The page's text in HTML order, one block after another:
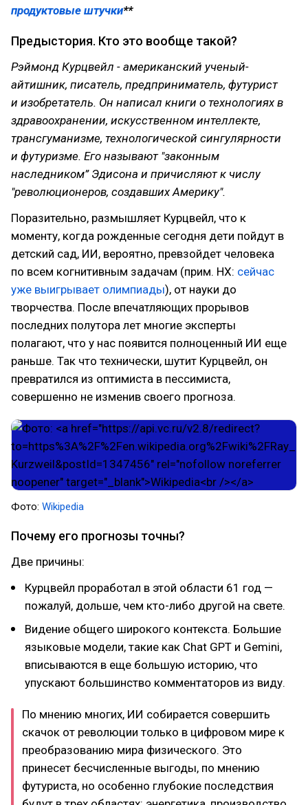
продуктовые штучки**
Предыстория. Кто это вообще такой?
Рэймонд Курцвейл - американский ученый-
айтишник, писатель, предприниматель, футурист
и изобретатель. Он написал книги о технологиях в
здравоохранении, искусственном интеллекте,
трансгуманизме, технологической сингулярности
и футуризме. Его называют "законным
наследником” Эдисона и причисляют к числу
"революционеров, создавших Америку".
Поразительно, размышляет Курцвейл, что к
моменту, когда рожденные сегодня дети пойдут в
детский сад, ИИ, вероятно, превзойдет человека
по всем когнитивным задачам (прим. НХ: сейчас
уже выигрывает олимпиады), от науки до
творчества. После впечатляющих прорывов
последних полутора лет многие эксперты
полагают, что у нас появится полноценный ИИ еще
раньше. Так что технически, шутит Курцвейл, он
превратился из оптимиста в пессимиста,
совершенно не изменив своего прогноза.
Фото: Wikipedia
Почему его прогнозы точны?
Две причины:
Курцвейл проработал в этой области 61 год —
пожалуй, дольше, чем кто-либо другой на свете.
Видение общего широкого контекста. Большие
языковые модели, такие как Chat GPT и Gemini,
вписываются в еще большую историю, что
упускают большинство комментаторов из виду.
По мнению многих, ИИ собирается совершить
скачок от революции только в цифровом мире к
преобразованию мира физического. Это
принесет бесчисленные выгоды, по мнению
футуриста, но особенно глубокие последствия